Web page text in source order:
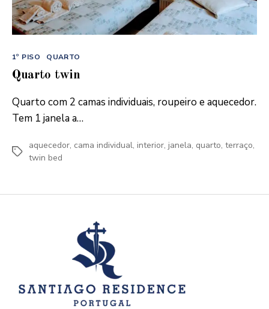
Categorias
1º PISO QUARTO
Quarto twin
Quarto com 2 camas individuais, roupeiro e aquecedor.
Tem 1 janela a…
Etiquetas
aquecedor, cama individual, interior, janela, quarto, terraço,
twin bed